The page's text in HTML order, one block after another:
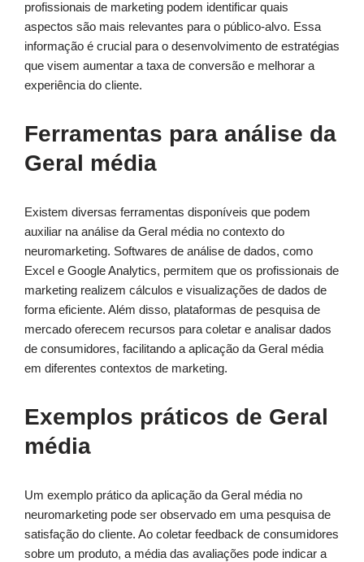
profissionais de marketing podem identificar quais
aspectos são mais relevantes para o público-alvo. Essa
informação é crucial para o desenvolvimento de estratégias
que visem aumentar a taxa de conversão e melhorar a
experiência do cliente.
Ferramentas para análise da
Geral média
Existem diversas ferramentas disponíveis que podem
auxiliar na análise da Geral média no contexto do
neuromarketing. Softwares de análise de dados, como
Excel e Google Analytics, permitem que os profissionais de
marketing realizem cálculos e visualizações de dados de
forma eficiente. Além disso, plataformas de pesquisa de
mercado oferecem recursos para coletar e analisar dados
de consumidores, facilitando a aplicação da Geral média
em diferentes contextos de marketing.
Exemplos práticos de Geral
média
Um exemplo prático da aplicação da Geral média no
neuromarketing pode ser observado em uma pesquisa de
satisfação do cliente. Ao coletar feedback de consumidores
sobre um produto, a média das avaliações pode indicar a